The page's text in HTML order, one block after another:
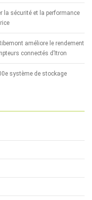
la sécurité et la performance
améliore le rendement
connectés d’Itron
système de stockage